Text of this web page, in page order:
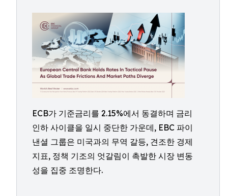
ECB가 기준금리를 2.15%에서 동결하며 금리
인하 사이클을 일시 중단한 가운데, EBC 파이
낸셜 그룹은 미국과의 무역 갈등, 견조한 경제
지표, 정책 기조의 엇갈림이 촉발한 시장 변동
성을 집중 조명한다.